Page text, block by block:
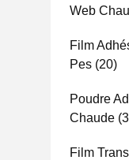
Web
Film
Pes (20)
Poudre
Chaude
Film